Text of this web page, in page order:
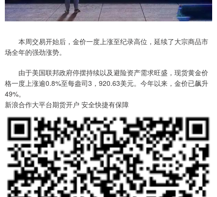
本周交易开始后，金价一度上涨至纪录高位，延续了大宗商品市
场全年的强劲涨势。
由于美国联邦政府停摆持续以及避险资产需求旺盛，现货黄金价
格一度上涨逾0.8%至每盎司3，920.63美元。今年以来，金价已飙升
49%。
新浪合作大平台期货开户 安全快捷有保障